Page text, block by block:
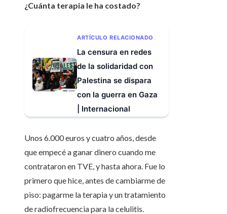
¿Cuánta terapia le ha costado?
ARTÍCULO RELACIONADO
La censura en redes
de la solidaridad con
Palestina se dispara
con la guerra en Gaza
| Internacional
Unos 6.000 euros y cuatro años, desde
que empecé a ganar dinero cuando me
contrataron en TVE, y hasta ahora. Fue lo
primero que hice, antes de cambiarme de
piso: pagarme la terapia y un tratamiento
de radiofrecuencia para la celulitis.